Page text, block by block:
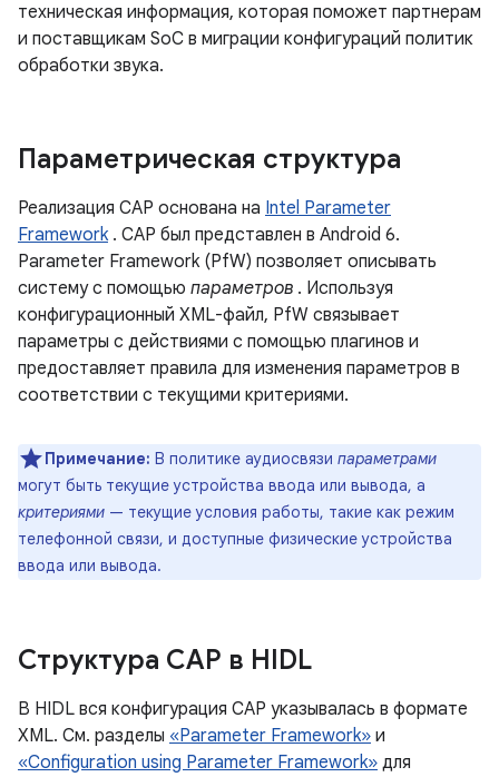
техническая информация, которая поможет партнерам
и поставщикам SoC в миграции конфигураций политик
обработки звука.
Параметрическая структура
Реализация CAP основана на Intel Parameter
Framework. CAP был представлен в Android 6.
Parameter Framework (PfW) позволяет описывать
систему с помощью параметров . Используя
конфигурационный XML-файл, PfW связывает
параметры с действиями с помощью плагинов и
предоставляет правила для изменения параметров в
соответствии с текущими критериями.
Примечание: В политике аудиосвязи параметрами
могут быть текущие устройства ввода или вывода, а
критериями — текущие условия работы, такие как режим
телефонной связи, и доступные физические устройства
ввода или вывода.
Структура CAP в HIDL
В HIDL вся конфигурация CAP указывалась в формате
XML. См. разделы «Parameter Framework» и
«Configuration using Parameter Framework» для